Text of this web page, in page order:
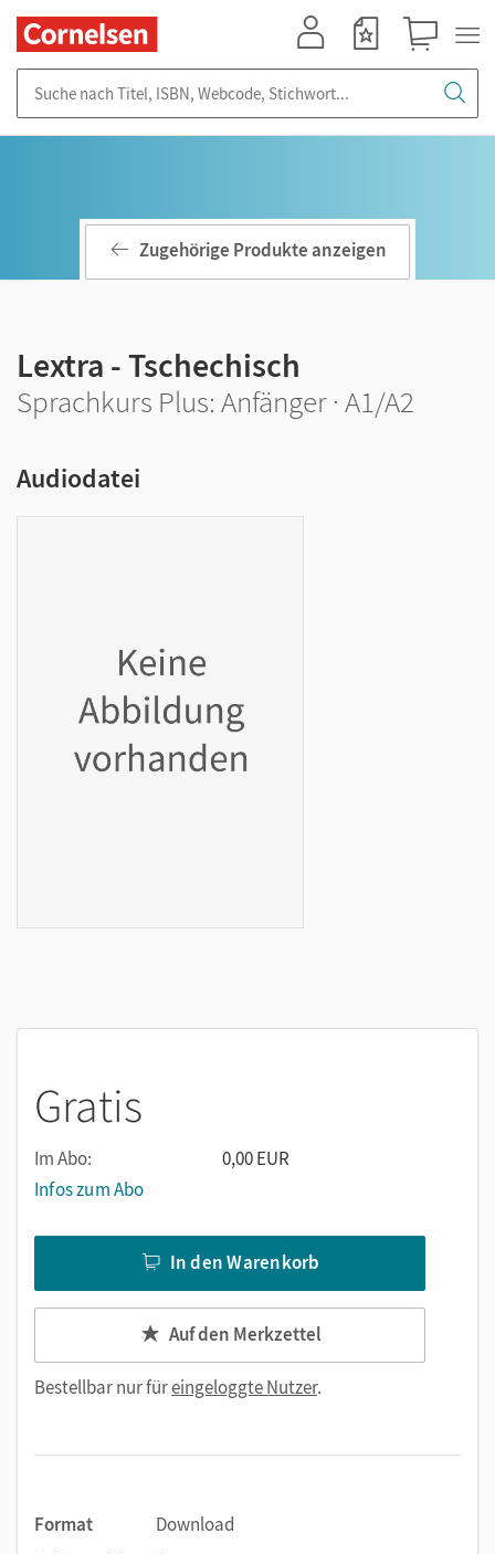
Zugehörige Produkte anzeigen
Lextra - Tschechisch
Sprachkurs Plus: Anfänger · A1/A2
Audiodatei
Gratis
Im Abo:
0,00 EUR
Infos zum Abo
In den Warenkorb
Auf den Merkzettel
Bestellbar nur füreingeloggte Nutzer.
Format
Download